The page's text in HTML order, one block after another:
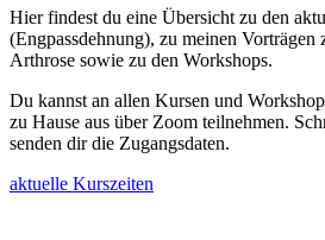
Hier findest du eine Übersicht zu den
(Engpassdehnung), zu meinen Vorträgen
Arthrose sowie zu den Workshops.
Du kannst an allen Kursen und
zu Hause aus über Zoom teilnehmen.
senden dir die Zugangsdaten.
aktuelle Kurszeiten